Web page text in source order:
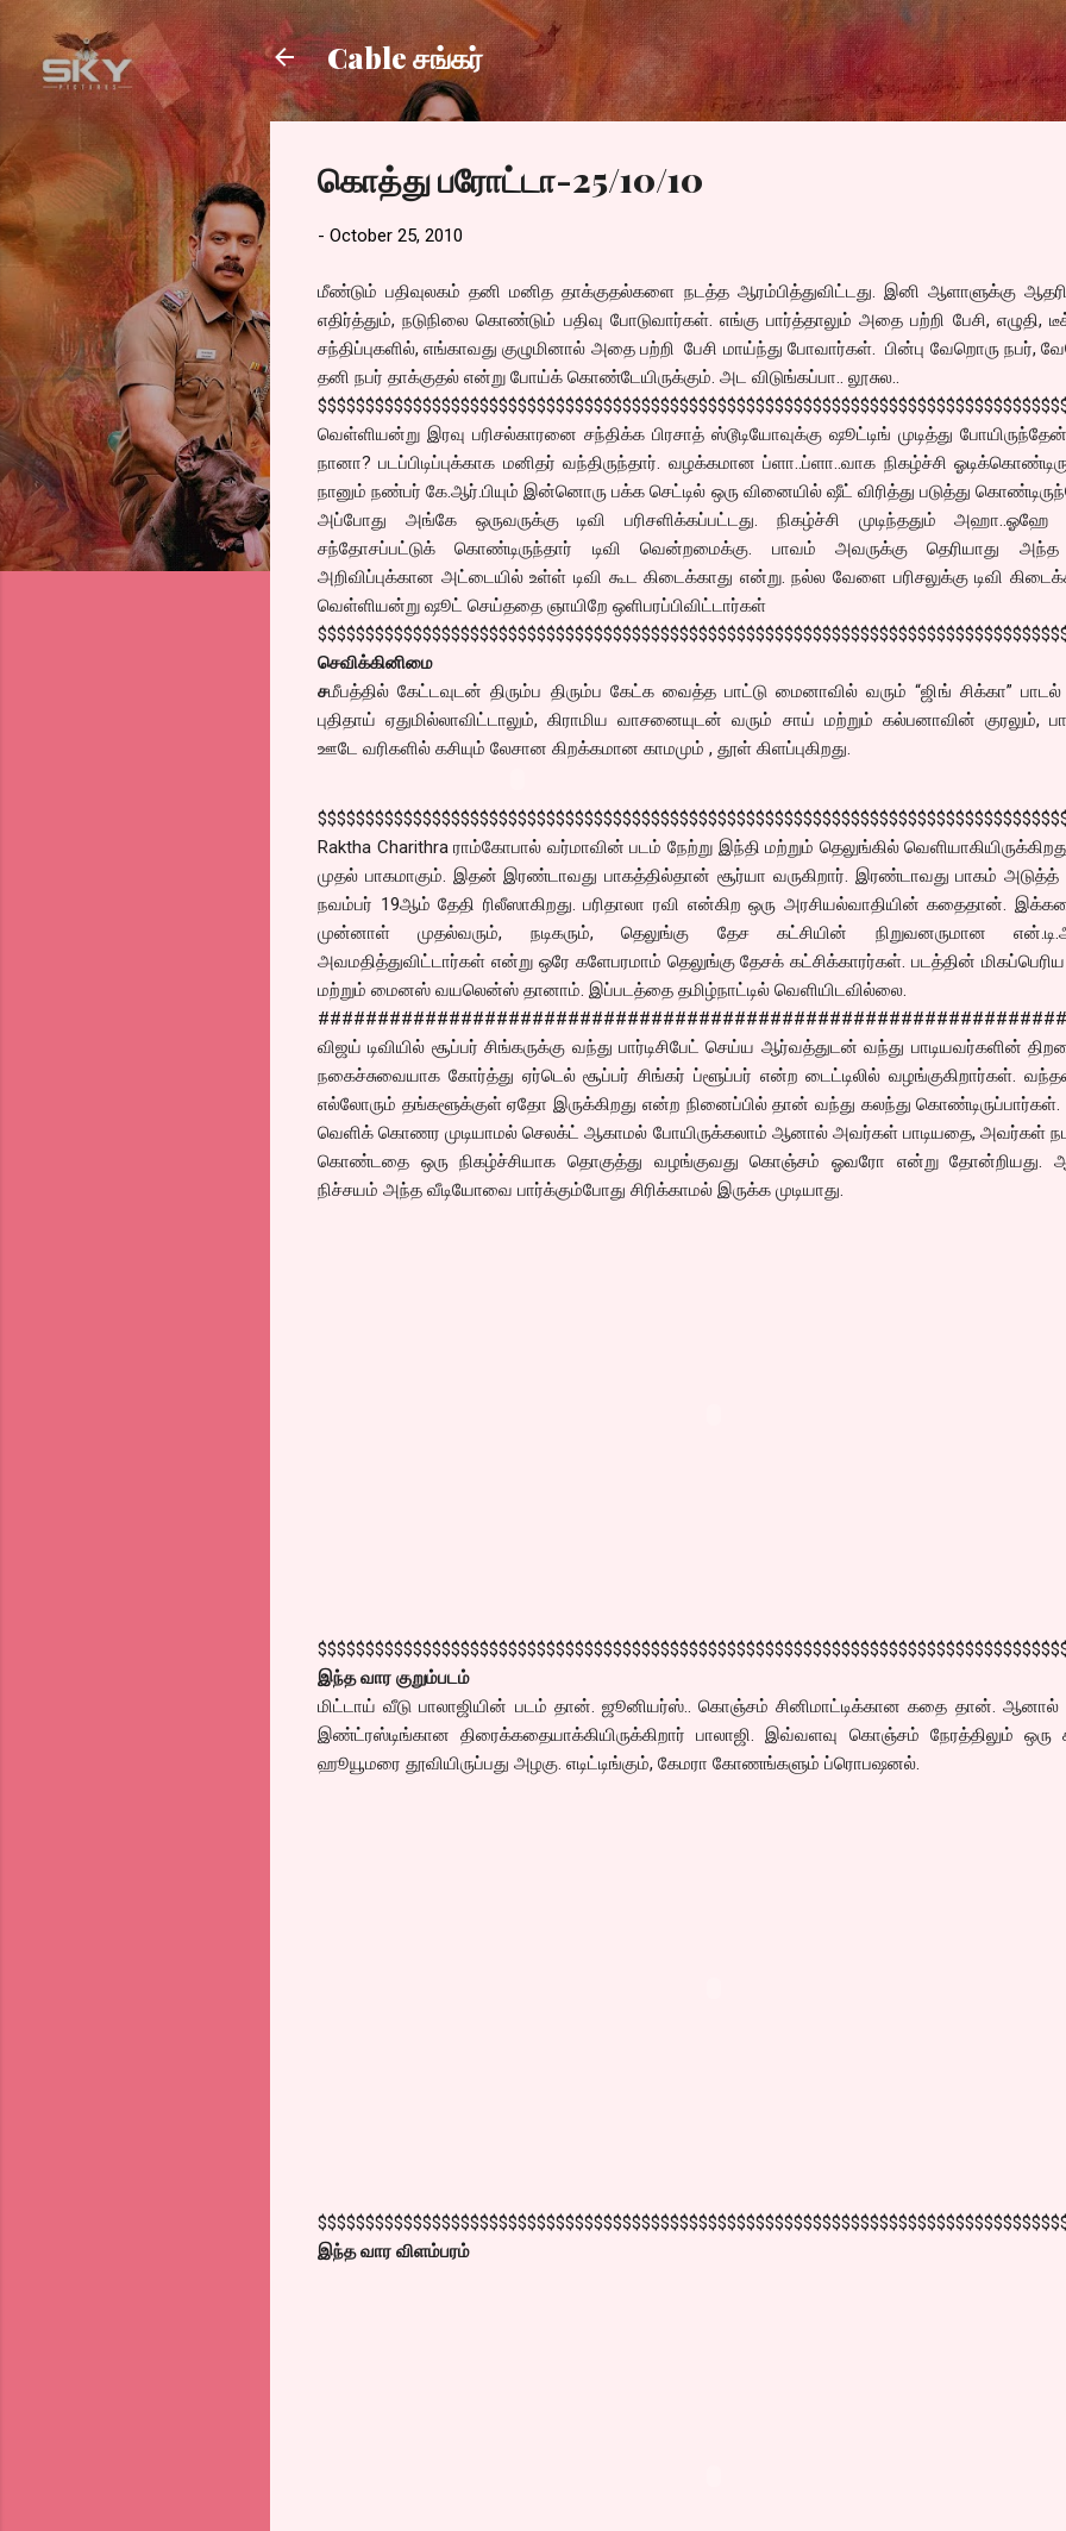
Skip to main content
Cable சங்கர்
கொத்து பரோட்டா-25/10/10
- October 25, 2010
மீண்டும் பதிவுலகம் தனி மனித தாக்குதல்களை நடத்த ஆரம்பித்துவிட்டது. இனி ஆளாளுக்கு
எதிர்த்தும், நடுநிலை கொண்டும் பதிவு போடுவார்கள். எங்கு பார்த்தாலும் அதை பற்றி பேசி, எழுதி,
சந்திப்புகளில், எங்காவது குழுமினால் அதை பற்றி பேசி மாய்ந்து போவார்கள். பின்பு வேறொரு நபர்,
தனி நபர் தாக்குதல் என்று போய்க் கொண்டேயிருக்கும். அட விடுங்கப்பா.. லூசுல..
வெள்ளியன்று இரவு பரிசல்காரனை சந்திக்க பிரசாத் ஸ்டூடியோவுக்கு ஷூட்டிங் முடித்து
நானா? படப்பிடிப்புக்காக மனிதர் வந்திருந்தார். வழக்கமான ப்ளா..ப்ளா..வாக நிகழ்ச்சி
நானும் நண்பர் கே.ஆர்.பியும் இன்னொரு பக்க செட்டில் ஒரு வினையில் ஷீட் விரித்து படுத்து
அப்போது அங்கே ஒருவருக்கு டிவி பரிசளிக்கப்பட்டது. நிகழ்ச்சி முடிந்ததும் அஹா..ஓஹே
சந்தோசப்பட்டுக் கொண்டிருந்தார் டிவி வென்றமைக்கு. பாவம் அவருக்கு தெரியாது அந்த
அறிவிப்புக்கான அட்டையில் உள்ள் டிவி கூட கிடைக்காது என்று. நல்ல வேளை பரிசலுக்கு டிவி
வெள்ளியன்று ஷூட் செய்ததை ஞாயிறே ஒளிபரப்பிவிட்டார்கள்
செவிக்கினிமை
சமீபத்தில் கேட்டவுடன் திரும்ப திரும்ப கேட்க வைத்த பாட்டு மைனாவில் வரும் “ஜிங் சிக்கா”
புதிதாய் ஏதுமில்லாவிட்டாலும், கிராமிய வாசனையுடன் வரும் சாய் மற்றும் கல்பனாவின் குரலும்,
ஊடே வரிகளில் கசியும் லேசான கிறக்கமான காமமும் , தூள் கிளப்புகிறது.
Raktha Charithra ராம்கோபால் வர்மாவின் படம் நேற்று இந்தி மற்றும் தெலுங்கில்
முதல் பாகமாகும். இதன் இரண்டாவது பாகத்தில்தான் சூர்யா வருகிறார். இரண்டாவது பாகம் அடுத்த்
நவம்பர் 19ஆம் தேதி ரிலீஸாகிறது. பரிதாலா ரவி என்கிற ஒரு அரசியல்வாதியின் கதைதான்.
முன்னாள் முதல்வரும், நடிகரும், தெலுங்கு தேச கட்சியின் நிறுவனருமான
அவமதித்துவிட்டார்கள் என்று ஒரே களேபரமாம் தெலுங்கு தேசக் கட்சிக்காரர்கள். படத்தின்
மற்றும் மைனஸ் வயலென்ஸ் தானாம். இப்படத்தை தமிழ்நாட்டில் வெளியிடவில்லை.
விஜய் டிவியில் சூப்பர் சிங்கருக்கு வந்து பார்டிசிபேட் செய்ய ஆர்வத்துடன் வந்து பாடியவர்களின்
நகைச்சுவையாக கோர்த்து ஏர்டெல் சூப்பர் சிங்கர் ப்ளூப்பர் என்ற டைட்டிலில் வழங்குகிறார்கள்.
எல்லோரும் தங்களூக்குள் ஏதோ இருக்கிறது என்ற நினைப்பில் தான் வந்து கலந்து
வெளிக் கொணர முடியாமல் செலக்ட் ஆகாமல் போயிருக்கலாம் ஆனால் அவர்கள் பாடியதை, அவர்கள்
கொண்டதை ஒரு நிகழ்ச்சியாக தொகுத்து வழங்குவது கொஞ்சம் ஓவரோ என்று தோன்றியது.
நிச்சயம் அந்த வீடியோவை பார்க்கும்போது சிரிக்காமல் இருக்க முடியாது.
இந்த வார குறும்படம்
மிட்டாய் வீடு பாலாஜியின் படம் தான். ஜூனியர்ஸ்.. கொஞ்சம் சினிமாட்டிக்கான கதை தான்.
இண்ட்ரஸ்டிங்கான திரைக்கதையாக்கியிருக்கிறார் பாலாஜி. இவ்வளவு கொஞ்சம் நேரத்திலும் ஒரு
ஹூயூமரை தூவியிருப்பது அழகு. எடிட்டிங்கும், கேமரா கோணங்களும் ப்ரொபஷனல்.
இந்த வார விளம்பரம்